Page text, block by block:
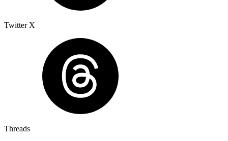
Twitter X
Threads